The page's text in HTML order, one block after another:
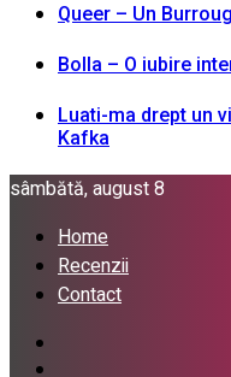
Queer – Un
Bolla – O iubire
Luati-ma drept un
Kafka
sâmbătă, august 8
Home
Recenzii
Contact